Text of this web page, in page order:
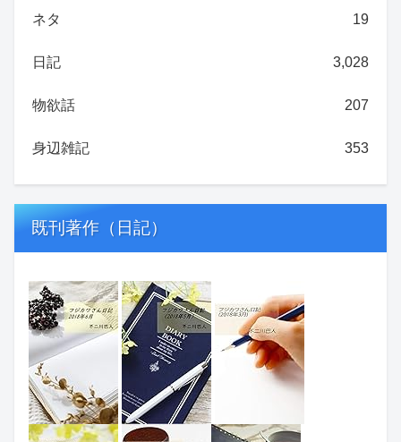
ネタ 19
日記 3,028
物欲話 207
身辺雑記 353
既刊著作（日記）